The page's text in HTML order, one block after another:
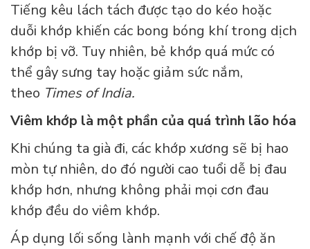
Tiếng kêu lách tách được tạo do kéo hoặc
duỗi khớp khiến các bong bóng khí trong dịch
khớp bị vỡ. Tuy nhiên, bẻ khớp quá mức có
thể gây sưng tay hoặc giảm sức nắm,
theo Times of India.
Viêm khớp là một phần của quá trình lão hóa
Khi chúng ta già đi, các khớp xương sẽ bị hao
mòn tự nhiên, do đó người cao tuổi dễ bị đau
khớp hơn, nhưng không phải mọi cơn đau
khớp đều do viêm khớp.
Áp dụng lối sống lành mạnh với chế độ ăn